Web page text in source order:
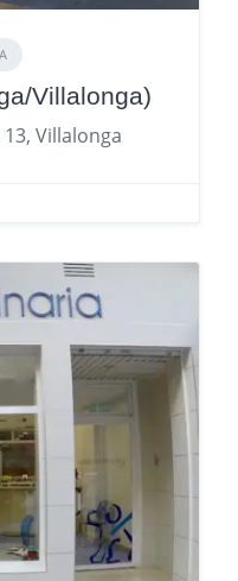
Villalonga)
Villalonga